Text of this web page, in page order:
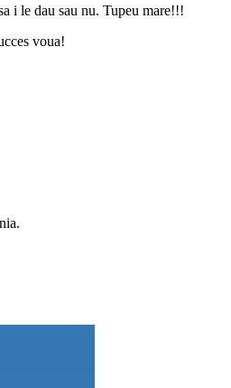
i le dau sau nu. Tupeu mare!!!
voua!